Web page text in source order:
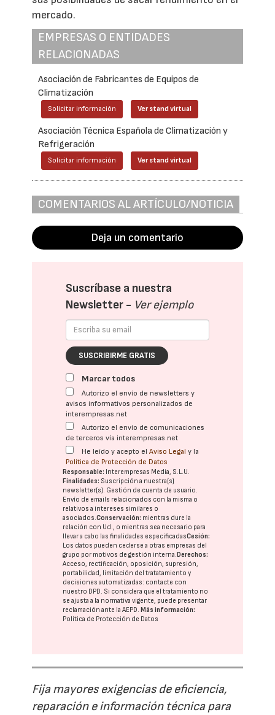
mercado.
EMPRESAS O ENTIDADES
RELACIONADAS
Asociación de Fabricantes de Equipos de
Climatización
Solicitar información Ver stand virtual
Asociación Técnica Española de Climatización y
Refrigeración
Solicitar información Ver stand virtual
COMENTARIOS AL ARTÍCULO/NOTICIA
Deja un comentario
Suscríbase a nuestra
Newsletter - Ver ejemplo
SUSCRIBIRME GRATIS
Marcar todos
Autorizo el envío de newsletters y
avisos informativos personalizados de
interempresas.net
Autorizo el envío de comunicaciones
de terceros vía interempresas.net
He leído y acepto elAviso Legal y la
Política de Protección de Datos
Responsable: Interempresas Media, S.L.U.
Finalidades: Suscripción a nuestra(s)
newsletter(s). Gestión de cuenta de usuario.
Envío de emails relacionados con la misma o
relativos a intereses similares o
asociados.Conservación: mientras dure la
relación con Ud., o mientras sea necesario para
llevar a cabo las finalidades especificadasCesión:
Los datos pueden cederse a otras empresas del
grupo por motivos de gestión interna.Derechos:
Acceso, rectificación, oposición, supresión,
portabilidad, limitación del tratatamiento y
decisiones automatizadas: contacte con
nuestro DPD. Si considera que el tratamiento no
se ajusta a la normativa vigente, puede presentar
reclamación ante laAEPD.Más información:
Política de Protección de Datos
Fija mayores exigencias de eficiencia,
reparación e información técnica para